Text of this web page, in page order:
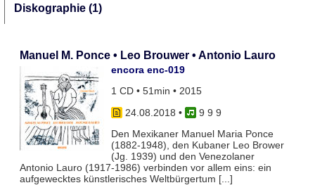
Diskographie (1)
Manuel M. Ponce • Leo Brouwer • Antonio Lauro
encora enc-019
1 CD • 51min • 2015
24.08.2018 •
9 9 9
Den Mexikaner Manuel Maria Ponce
(1882-1948), den Kubaner Leo Brower
(Jg. 1939) und den Venezolaner
Antonio Lauro (1917-1986) verbinden vor allem eins: ein
aufgewecktes künstlerisches Weltbürgertum [...]